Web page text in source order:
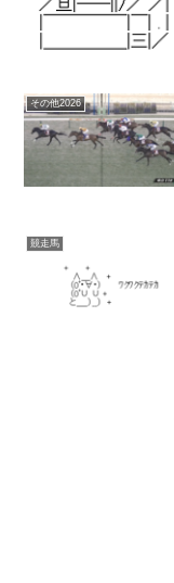
その他2026
競走馬